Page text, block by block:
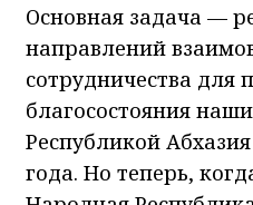
Основная задача —
направлений
сотрудничества для
благосостояния
Республикой
года. Но теперь,